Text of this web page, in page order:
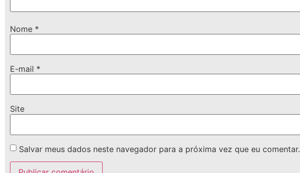
Nome *
E-mail *
Site
Salvar meus dados neste navegador para a próxima vez que eu comentar.